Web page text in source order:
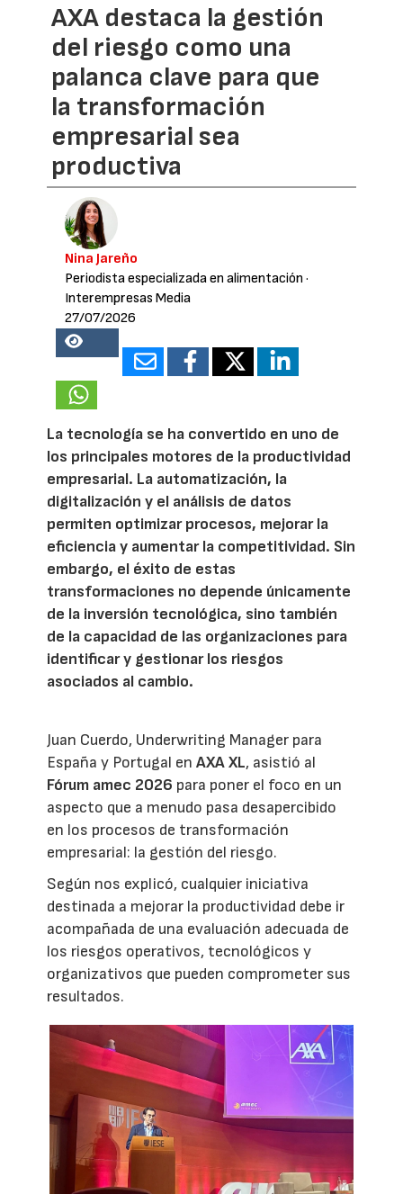
AXA destaca la gestión
del riesgo como una
palanca clave para que
la transformación
empresarial sea
productiva
Nina Jareño
Periodista especializada en alimentación ·
Interempresas Media
27/07/2026
17893
La tecnología se ha convertido en uno de
los principales motores de la productividad
empresarial. La automatización, la
digitalización y el análisis de datos
permiten optimizar procesos, mejorar la
eficiencia y aumentar la competitividad. Sin
embargo, el éxito de estas
transformaciones no depende únicamente
de la inversión tecnológica, sino también
de la capacidad de las organizaciones para
identificar y gestionar los riesgos
asociados al cambio.
Juan Cuerdo, Underwriting Manager para
España y Portugal enAXA XL, asistió al
Fórum amec 2026 para poner el foco en un
aspecto que a menudo pasa desapercibido
en los procesos de transformación
empresarial: la gestión del riesgo.
Según nos explicó, cualquier iniciativa
destinada a mejorar la productividad debe ir
acompañada de una evaluación adecuada de
los riesgos operativos, tecnológicos y
organizativos que pueden comprometer sus
resultados.